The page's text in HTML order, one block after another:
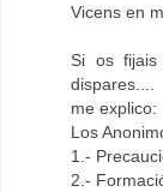
Vicens en
Si os
dispares....
me explico:
Los
1.-
2.-